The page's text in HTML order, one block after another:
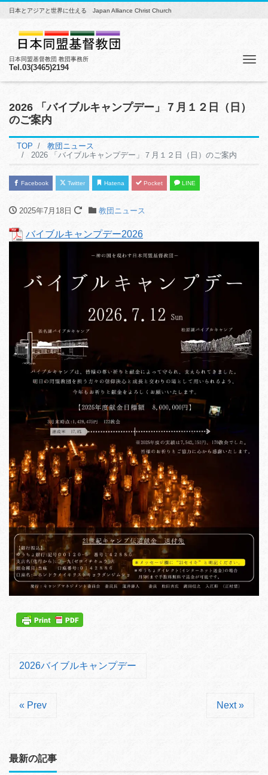
日本とアジアと世界に仕える Japan Alliance Christ Church
日本同盟基督教団 教団事務所
Tel.03(3465)2194
2026 「バイブルキャンプデー」７月１２日（日）
のご案内
TOP
教団ニュース
2026 「バイブルキャンプデー」７月１２日（日）のご案内
Facebook Twitter Hatena Pocket LINE
2025年7月18日 教団ニュース
バイブルキャンプデー2026
2026バイブルキャンプデー
« Prev Next »
最新の記事